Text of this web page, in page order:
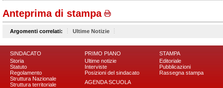
Anteprima di stampa
Argomenti correlati: Ultime Notizie
SINDACATO
Storia
Statuto
Regolamento
Struttura Nazionale
Struttura territoriale
PRIMO PIANO
Ultime notizie
Interviste
Posizioni del sindacato
AGENDA SCUOLA
STAMPA
Editoriale
Pubblicazioni
Rassegna stampa